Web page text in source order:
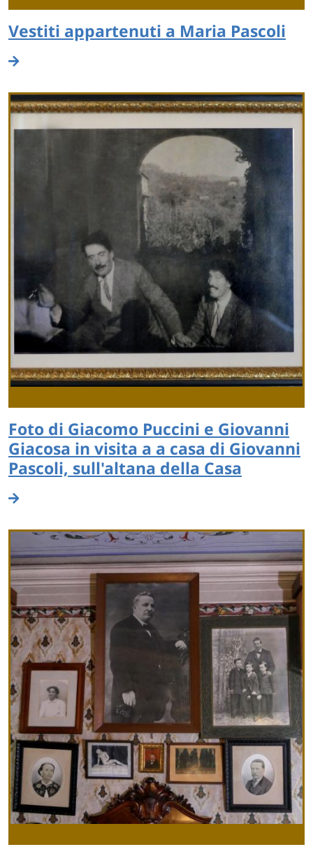
Vestiti appartenuti a Maria Pascoli
Foto di Giacomo Puccini e Giovanni
Giacosa in visita a a casa di Giovanni
Pascoli, sull'altana della Casa